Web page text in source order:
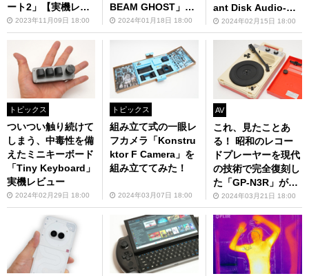
ート2」【実機レビ
ュー】
2023年11月09日 18:00
BEAM GHOST」
【実機レビュー】
2024年01月18日 18:00
ant Disk Audio-CP
2」【実機レビュ
ー】
2024年02月15日 18:00
トピックス
ついつい触り続けて
しまう、中毒性を備
えたミニキーボード
「Tiny Keyboard」
実機レビュー
2024年02月29日 18:00
トピックス
組み立て式の一眼レ
フカメラ「Konstru
ktor F Camera」を
組み立ててみた！
2024年03月07日 18:00
AV
これ、見たことあ
る！ 昭和のレコー
ドプレーヤーを現代
の技術で完全復刻し
た「GP-N3R」が懐
かしカッコイイ
2024年03月21日 18:00